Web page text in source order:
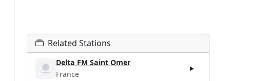
Related Stations
Delta FM Saint Omer
France